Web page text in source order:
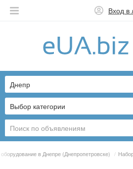
Вход в
Українська
Выбор категории
Днепр
в Днепре (Днепропетровске) /